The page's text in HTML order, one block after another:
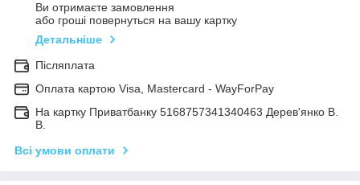
Ви отримаєте замовлення
або гроші повернуться на вашу картку
Детальніше
Післяплата
Оплата картою Visa, Mastercard - WayForPay
На картку Приватбанку 5168757341340463 Дерев'янко В.
В.
Всі умови оплати